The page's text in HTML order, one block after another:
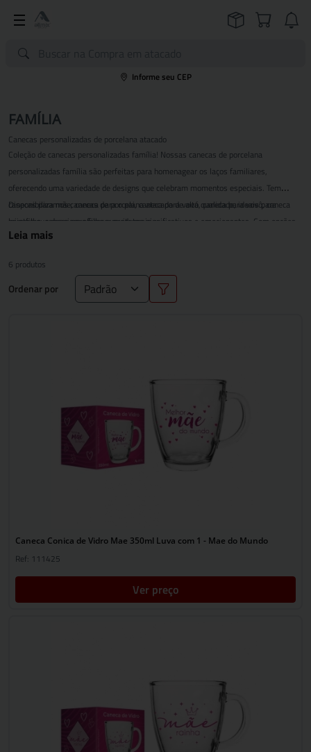
Informe seu CEP
FAMÍLIA
Canecas personalizadas de porcelana atacado
Coleção de canecas personalizadas família! Nossas canecas de porcelana
personalizadas família são perfeitas para homenagear os laços familiares,
oferecendo uma variedade de designs que celebram momentos especiais. Tem
canecas para mãe, caneca para o pai, caneca para vovó, caneca para vovô, caneca
para filha, caneca para filho e muito mais.
Disponibilizamoscanecas de porcelana atacadode alta qualidade, ideais para
lojistas que desejam oferecer produtos significativos e emocionantes. Com opções
decanecas para presente
Brasil.
Leia mais
6 produtos
Ordenar por
Caneca Conica de Vidro Mae 350ml Luva com 1 - Mae do Mundo
Ref: 111425
Ver preço